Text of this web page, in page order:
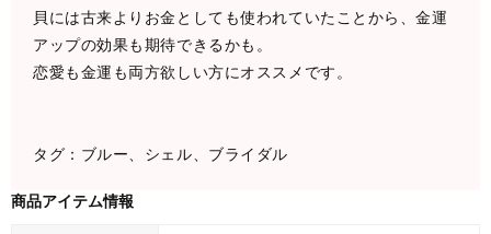
貝には古来よりお金としても使われていたことから、金運
アップの効果も期待できるかも。
恋愛も金運も両方欲しい方にオススメです。
タグ：ブルー、シェル、ブライダル
商品アイテム情報